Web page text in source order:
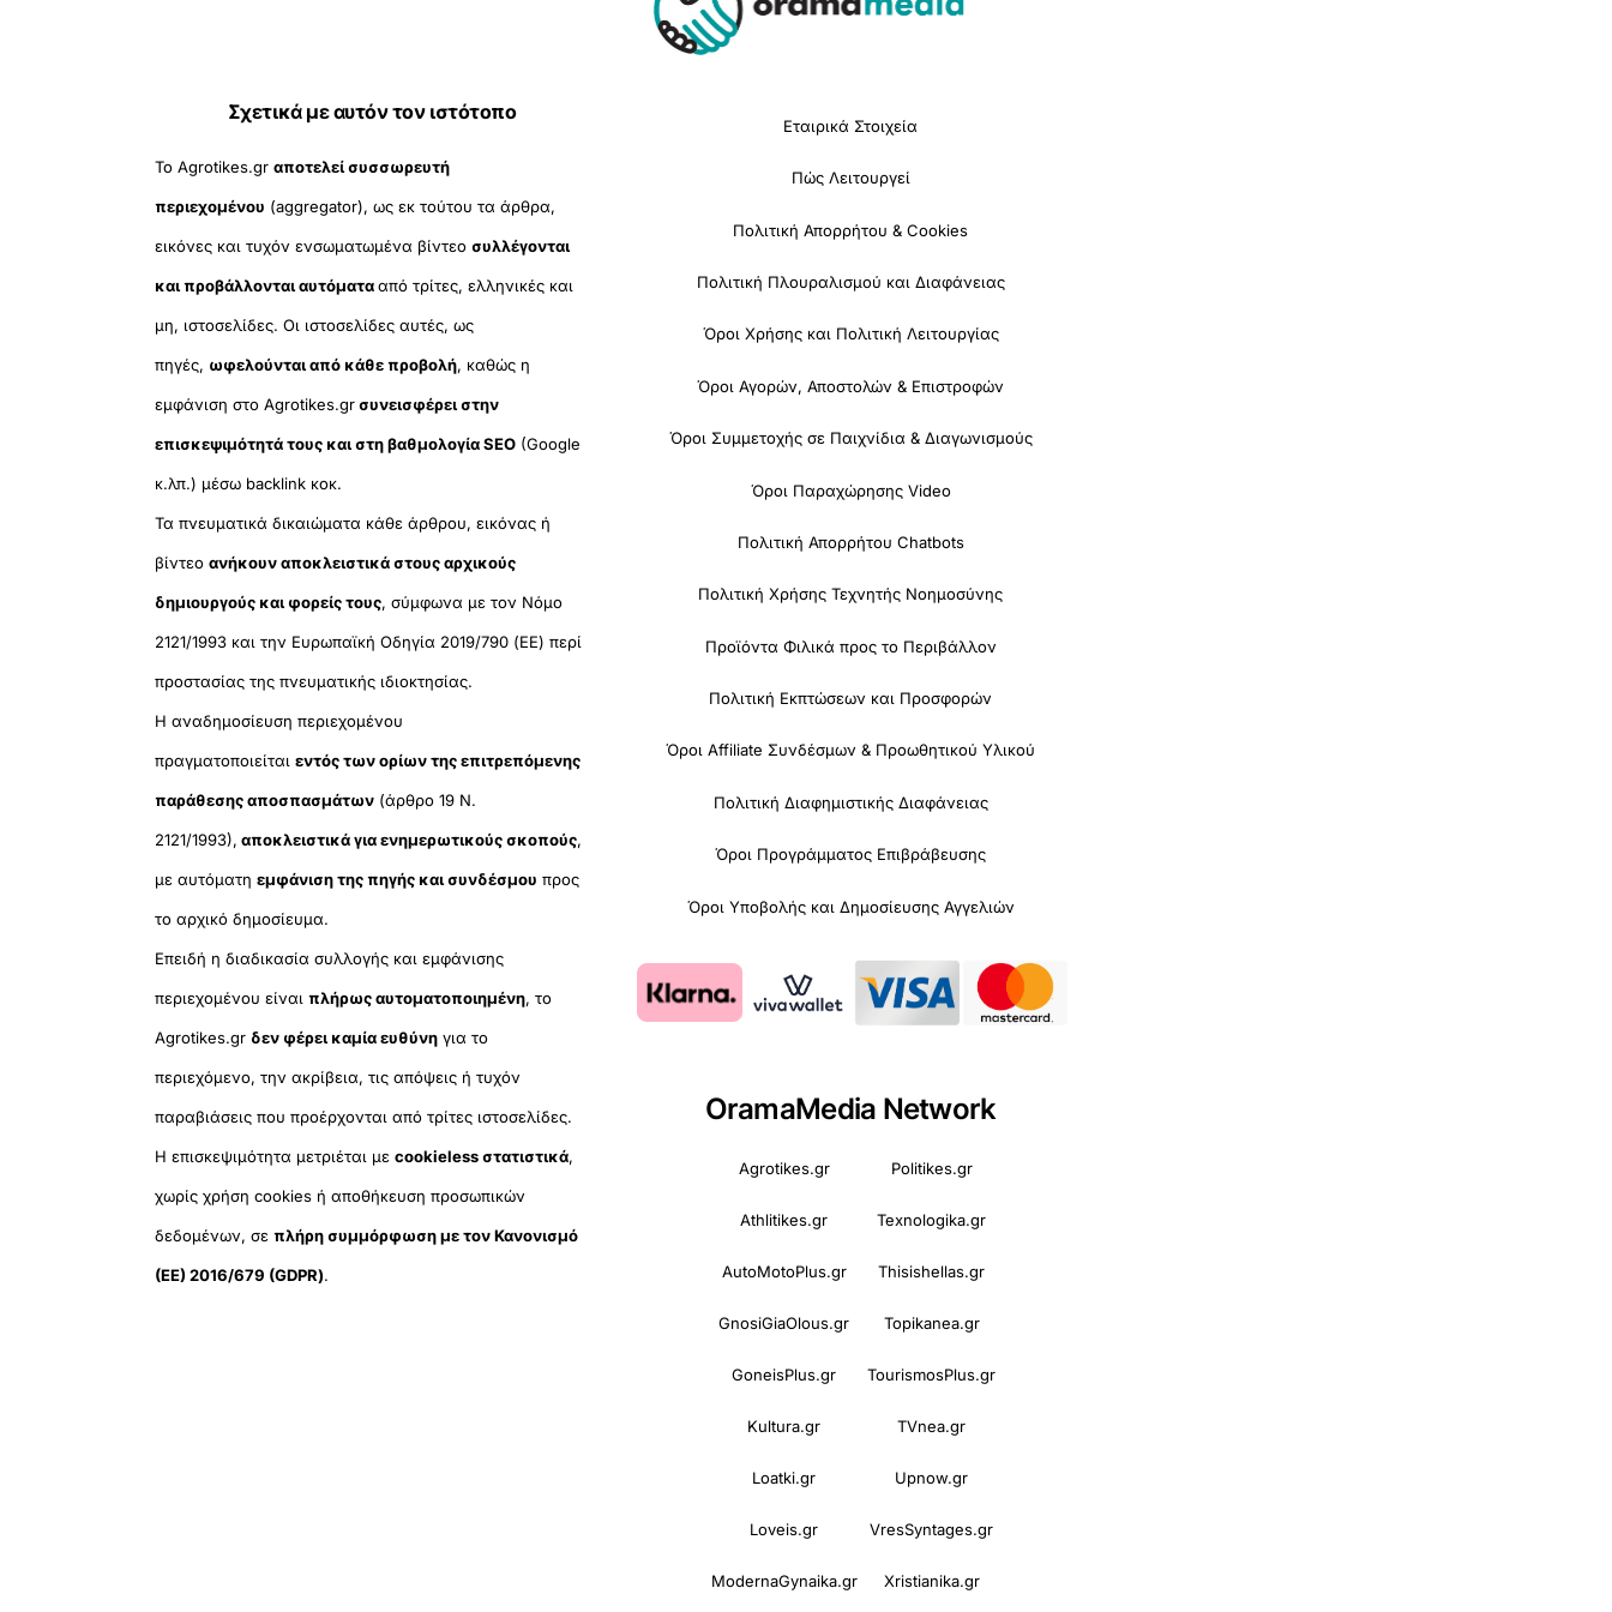
Σχετικά με αυτόν τον ιστότοπο
Το Agrotikes.grαποτελεί συσσωρευτή
περιεχομένου (aggregator), ως εκ τούτου τα άρθρα,
εικόνες και τυχόν ενσωματωμένα βίντεοσυλλέγονται
και προβάλλονται αυτόματααπό τρίτες, ελληνικές και
μη, ιστοσελίδες. Οι ιστοσελίδες αυτές, ως
πηγές, ωφελούνται από κάθε προβολή, καθώς η
εμφάνιση στο Agrotikes.grσυνεισφέρει στην
επισκεψιμότητά τους και στη βαθμολογία SEO (Google
κ.λπ.) μέσω backlink κοκ.
Τα πνευματικά δικαιώματα κάθε άρθρου, εικόνας ή
βίντεοανήκουν αποκλειστικά στους αρχικούς
δημιουργούς και φορείς τους, σύμφωνα με τον Νόμο
2121/1993 και την Ευρωπαϊκή Οδηγία 2019/790 (ΕΕ) περί
προστασίας της πνευματικής ιδιοκτησίας.
Η αναδημοσίευση περιεχομένου
πραγματοποιείταιεντός των ορίων της επιτρεπόμενης
παράθεσης αποσπασμάτων (άρθρο 19 Ν.
2121/1993), αποκλειστικά για ενημερωτικούς σκοπούς,
με αυτόματηεμφάνιση της πηγής και συνδέσμου προς
το αρχικό δημοσίευμα.
Επειδή η διαδικασία συλλογής και εμφάνισης
περιεχομένου είναιπλήρως αυτοματοποιημένη, το
Agrotikes.gr δεν φέρει καμία ευθύνη για το
περιεχόμενο, την ακρίβεια, τις απόψεις ή τυχόν
παραβιάσεις που προέρχονται από τρίτες ιστοσελίδες.
Η επισκεψιμότητα μετριέται μεcookieless στατιστικά,
χωρίς χρήση cookies ή αποθήκευση προσωπικών
δεδομένων, σεπλήρη συμμόρφωση με τον Κανονισμό
(ΕΕ) 2016/679 (GDPR).
Εταιρικά Στοιχεία
Πώς Λειτουργεί
Πολιτική Απορρήτου & Cookies
Πολιτική Πλουραλισμού και Διαφάνειας
Όροι Χρήσης και Πολιτική Λειτουργίας
Όροι Αγορών, Αποστολών & Επιστροφών
Όροι Συμμετοχής σε Παιχνίδια & Διαγωνισμούς
Όροι Παραχώρησης Video
Πολιτική Απορρήτου Chatbots
Πολιτική Χρήσης Τεχνητής Νοημοσύνης
Προϊόντα Φιλικά προς το Περιβάλλον
Πολιτική Εκπτώσεων και Προσφορών
Όροι Affiliate Συνδέσμων & Προωθητικού Υλικού
Πολιτική Διαφημιστικής Διαφάνειας
Όροι Προγράμματος Επιβράβευσης
Όροι Υποβολής και Δημοσίευσης Αγγελιών
OramaMedia Network
Agrotikes.gr Politikes.gr
Athlitikes.gr Texnologika.gr
AutoMotoPlus.gr Thisishellas.gr
GnosiGiaOlous.gr Topikanea.gr
GoneisPlus.gr TourismosPlus.gr
Kultura.gr TVnea.gr
Loatki.gr Upnow.gr
Loveis.gr VresSyntages.gr
ModernaGynaika.gr Xristianika.gr